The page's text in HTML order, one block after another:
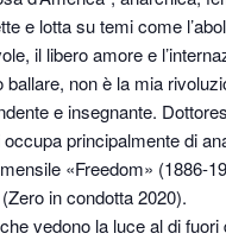
e lotta su temi come
il libero amore e
non è la mia
e insegnante.
principalmente di
«Freedom» (1886-
in condotta 2020).
vedono la luce al di